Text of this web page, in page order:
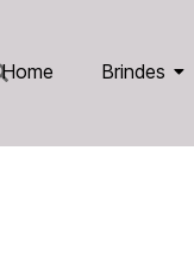
Home Brindes